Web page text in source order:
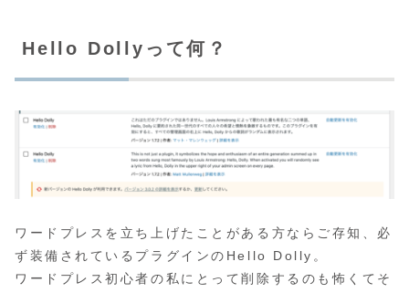
Hello Dollyって何？
ワードプレスを立ち上げたことがある方ならご存知、必
ず装備されているプラグインのHello Dolly。
ワードプレス初心者の私にとって削除するのも怖くてそ